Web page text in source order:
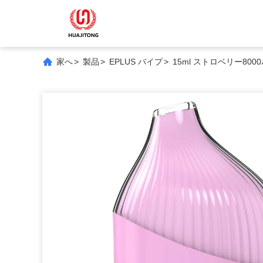
家へ> 製品> EPLUS バイプ> 15ml ストロベリー